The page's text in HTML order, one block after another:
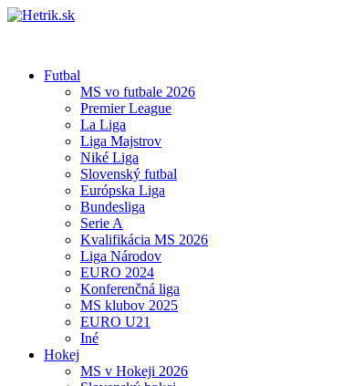
Futbal
MS vo futbale 2026
Premier League
La Liga
Liga Majstrov
Niké Liga
Slovenský futbal
Európska Liga
Bundesliga
Serie A
Kvalifikácia MS 2026
Liga Národov
EURO 2024
Konferenčná liga
MS klubov 2025
EURO U21
Iné
Hokej
MS v Hokeji 2026